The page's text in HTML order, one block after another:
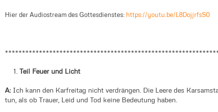
Hier der Audiostream des Gottesdienstes: https://youtu.be/L8DojjrfsS0
Teil Feuer und Licht
A: Ich kann den Karfreitag nicht verdrängen. Die Leere des
tun, als ob Trauer, Leid und Tod keine Bedeutung haben.